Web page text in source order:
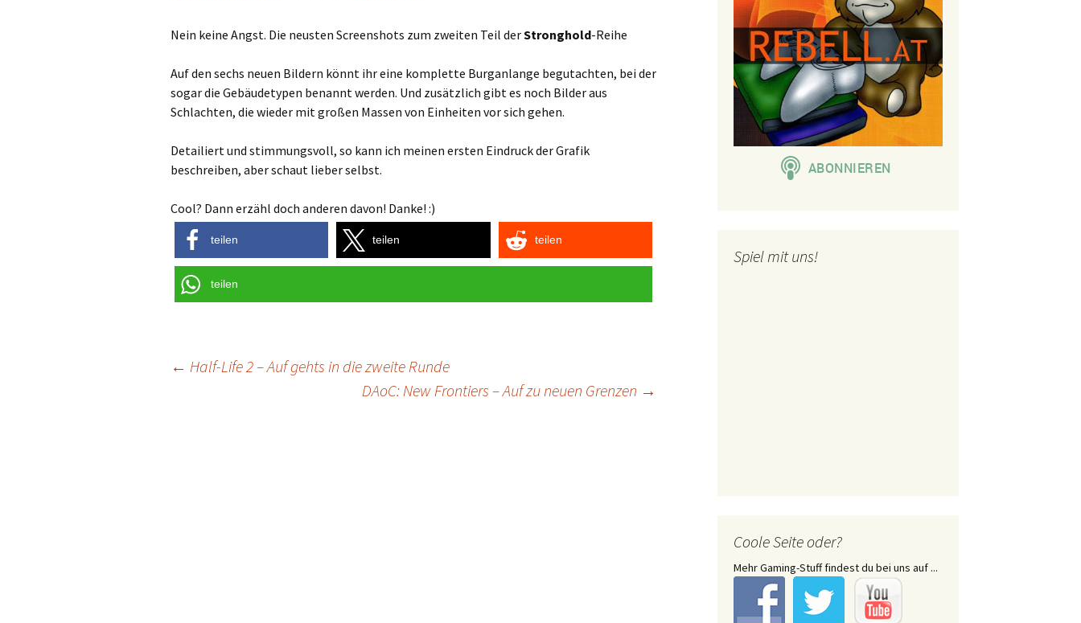
Nein keine Angst. Die neusten Screenshots zum zweiten Teil derStronghold-Reihe
Auf den sechs neuen Bildern könnt ihr eine komplette Burganlange begutachten, bei der
sogar die Gebäudetypen benannt werden. Und zusätzlich gibt es noch Bilder aus
Schlachten, die wieder mit großen Massen von Einheiten vor sich gehen.
Detailiert und stimmungsvoll, so kann ich meinen ersten Eindruck der Grafik
beschreiben, aber schaut lieber selbst.
Cool? Dann erzähl doch anderen davon! Danke! :)
teilen teilen teilen
teilen
← Half-Life 2 – Auf gehts in die zweite Runde
DAoC: New Frontiers – Auf zu neuen Grenzen →
Spiel mit uns!
Coole Seite oder?
Mehr Gaming-Stuff findest du bei uns auf ...